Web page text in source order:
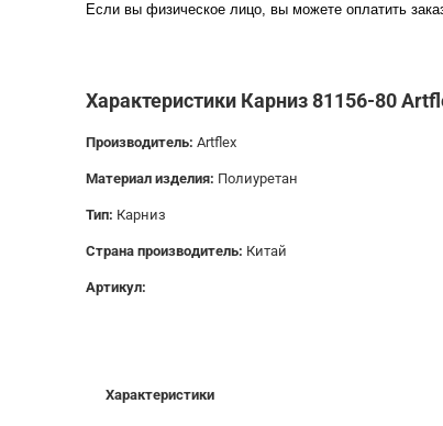
Если вы физическое лицо, вы можете оплатить
Характеристики Карниз 81156-80
Производитель: Artflex
Материал изделия: Полиуретан
Тип: Карниз
Страна производитель: Китай
Артикул:
Характеристики